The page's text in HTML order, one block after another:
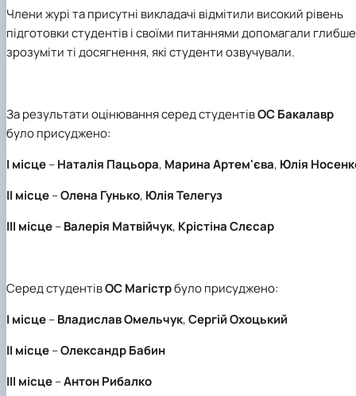
Члени журі та присутні викладачі відмітили високий рівень
підготовки студентів і своїми питаннями допомагали глибше
зрозуміти ті досягнення, які студенти озвучували.
За результати оцінювання серед студентівОС Бакалавр
було присуджено:
І місце–Наталія Пацьора, Марина Артем'єва, Юлія
ІІ місце–Олена Гунько, Юлія Телегуз
ІІІ місце–Валерія Матвійчук, Крістіна Слєсар
Серед студентівОС Магістрбуло присуджено:
І місце–Владислав Омельчук,Сергій Охоцький
ІІ місце–Олександр Бабин
ІІІ місце–Антон Рибалко